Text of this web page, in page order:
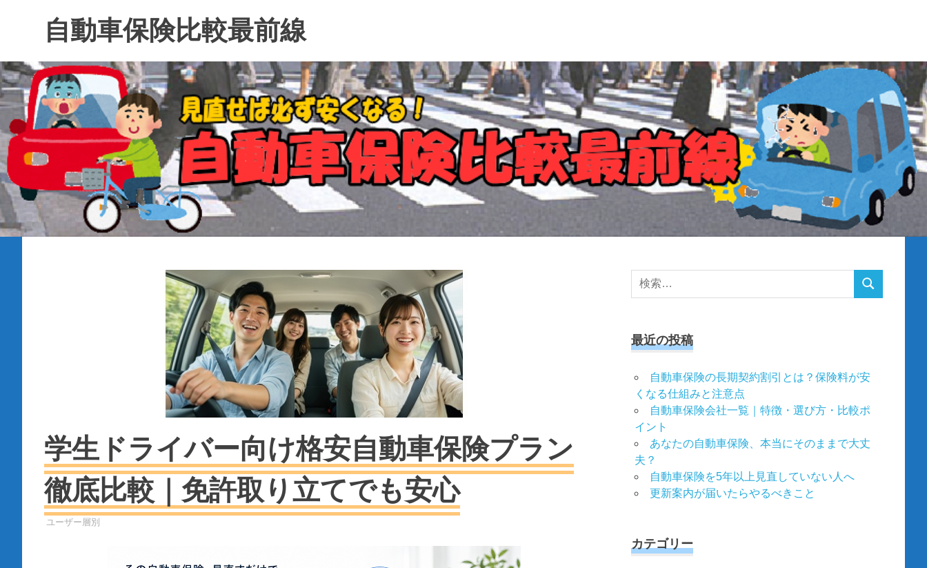
ツ
へ
ス
キ
ッ
プ
自動車保険比較最前線
学生ドライバー向け格安自動車保険プラン
徹底比較｜免許取り立てでも安心
自動車保険
ユーザー層別
検
検
最近の投稿
自動車保険の長期契約割引とは？保険料が安
くなる仕組みと注意点
自動車保険会社一覧｜特徴・選び方・比較ポ
イント
あなたの自動車保険、本当にそのままで大丈
夫？
自動車保険を5年以上見直していない人へ
更新案内が届いたらやるべきこと
カテゴリー